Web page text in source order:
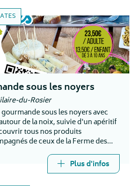
sous les noyers
du-Rosier
sous les noyers avec
de la noix, suivie d'un apéritif
tous nos produits
de ceux de la Ferme des
les jeudis soirs de l'été.Plus d'infos